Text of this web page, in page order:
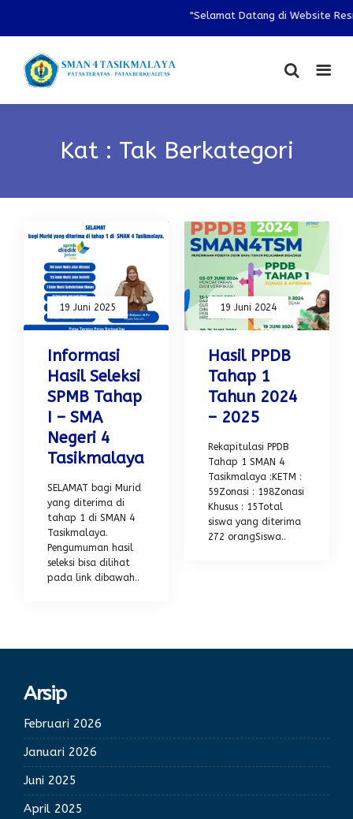
"Selamat Datang di Website
Kat : Tak Berkategori
19 Juni 2025
Informasi
Hasil Seleksi
SPMB Tahap
I – SMA
Negeri 4
Tasikmalaya
SELAMAT bagi Murid
yang diterima di
tahap 1 di SMAN 4
Tasikmalaya.
Pengumuman hasil
seleksi bisa dilihat
pada link dibawah..
19 Juni 2024
Hasil PPDB
Tahap 1
Tahun 2024
– 2025
Rekapitulasi PPDB
Tahap 1 SMAN 4
Tasikmalaya :KETM :
59Zonasi : 198Zonasi
Khusus : 15Total
siswa yang diterima
272 orangSiswa..
Arsip
Februari 2026
Januari 2026
Juni 2025
April 2025